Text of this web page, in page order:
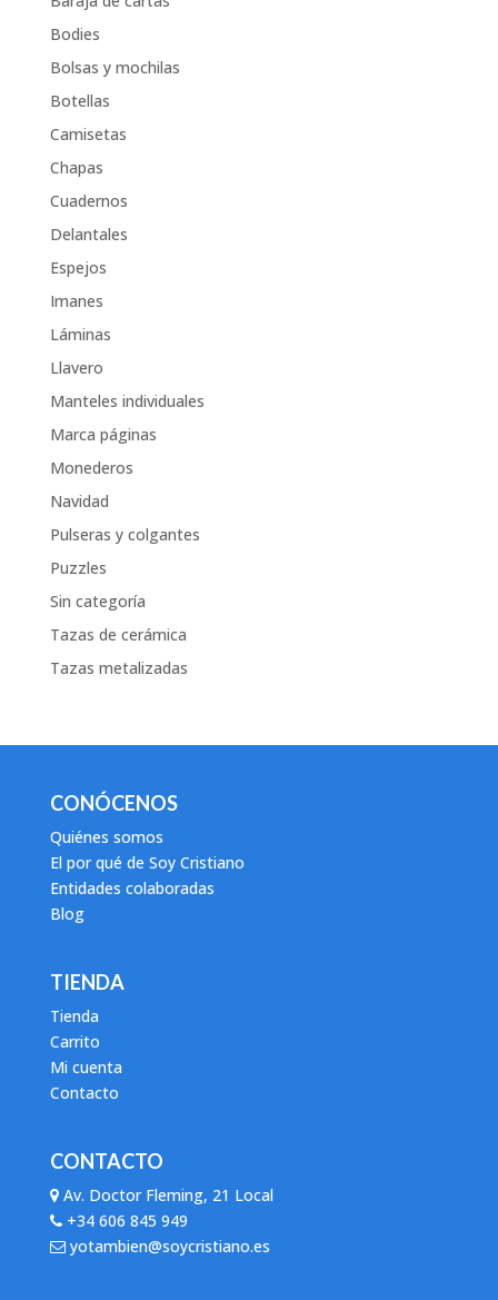
Bodies
Bolsas y mochilas
Botellas
Camisetas
Chapas
Cuadernos
Delantales
Espejos
Imanes
Láminas
Llavero
Manteles individuales
Marca páginas
Monederos
Navidad
Pulseras y colgantes
Puzzles
Sin categoría
Tazas de cerámica
Tazas metalizadas
CONÓCENOS
Quiénes somos
El por qué de Soy Cristiano
Entidades colaboradas
Blog
TIENDA
Tienda
Carrito
Mi cuenta
Contacto
CONTACTO
Av. Doctor Fleming, 21 Local
+34 606 845 949
yotambien@soycristiano.es